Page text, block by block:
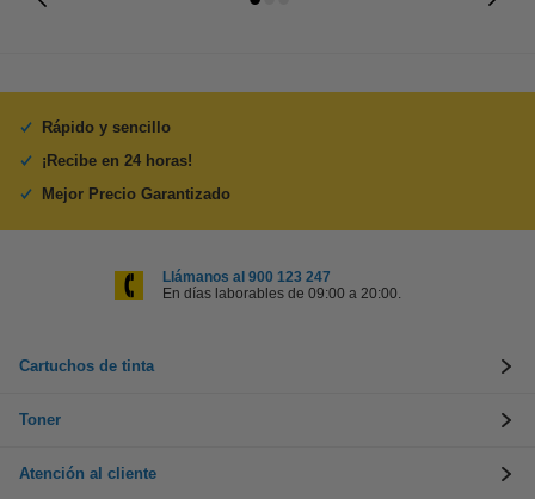
Rápido y sencillo
¡Recibe en 24 horas!
Mejor Precio Garantizado
Llámanos al 900 123 247
En días laborables de 09:00 a 20:00.
Cartuchos de tinta
Toner
Atención al cliente